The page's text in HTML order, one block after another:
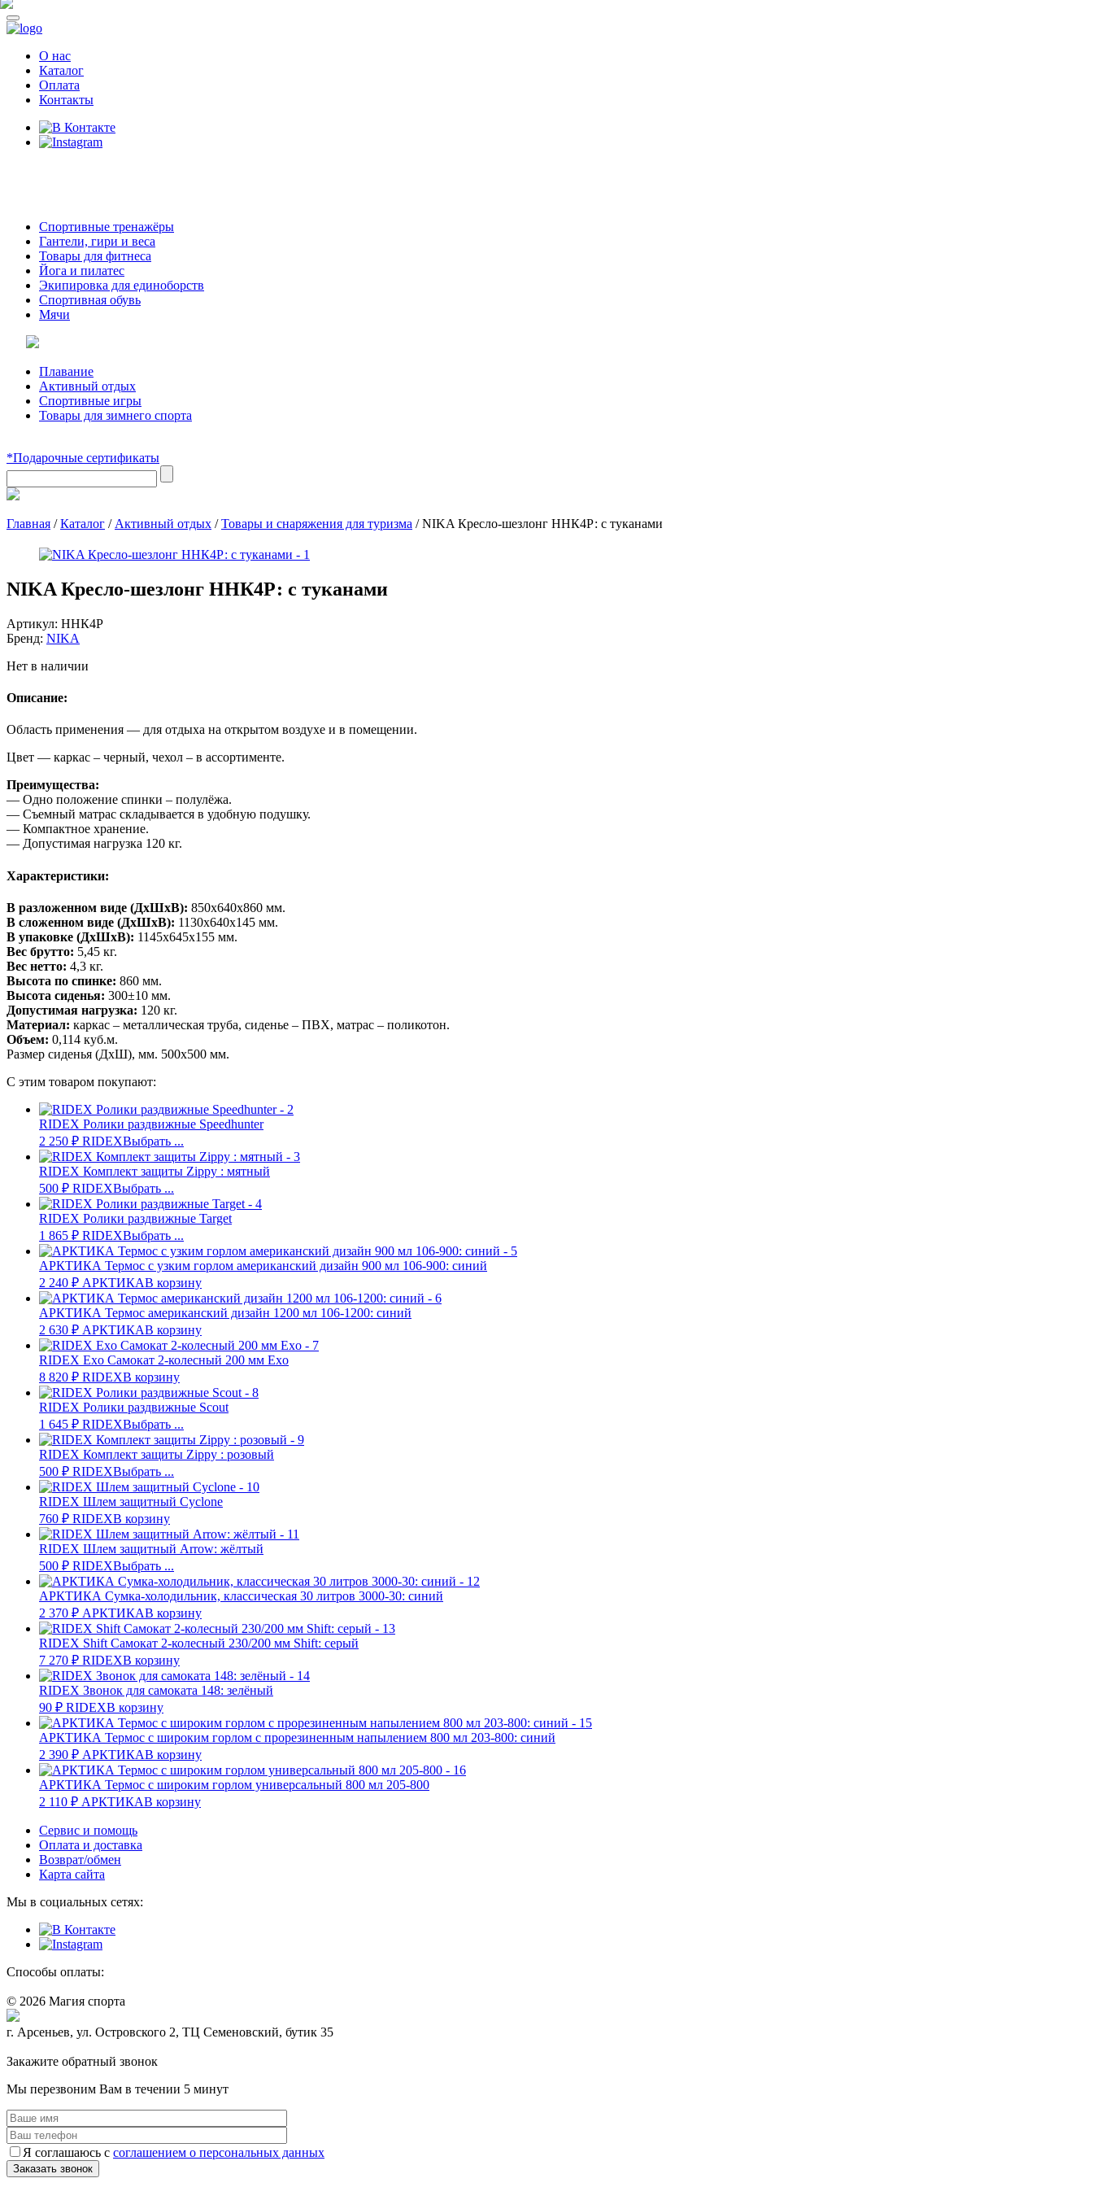
О нас
Каталог
Оплата
Контакты
Спортивные тренажёры
Гантели, гири и веса
Товары для фитнеса
Йога и пилатес
Экипировка для единоборств
Спортивная обувь
Мячи
Плавание
Активный отдых
Спортивные игры
Товары для зимнего спорта
*Подарочные сертификаты
Главная /Каталог / Активный отдых /Товары и снаряжения для туризма /NIKA Кресло-шезлонг ННК4Р: с туканами
NIKA Кресло-шезлонг ННК4Р: с туканами
Артикул: ННК4Р
Бренд: NIKA
Нет в наличии
Описание:
Область применения — для отдыха на открытом воздухе и в помещении.
Цвет — каркас – черный, чехол – в ассортименте.
Преимущества:
— Одно положение спинки – полулёжа.
— Съемный матрас складывается в удобную подушку.
— Компактное хранение.
— Допустимая нагрузка 120 кг.
Характеристики:
В разложенном виде (ДхШхВ): 850x640x860 мм.
В сложенном виде (ДхШхВ): 1130x640x145 мм.
В упаковке (ДхШхВ): 1145х645х155 мм.
Вес брутто: 5,45 кг.
Вес нетто: 4,3 кг.
Высота по спинке: 860 мм.
Высота сиденья: 300±10 мм.
Допустимая нагрузка: 120 кг.
Материал: каркас – металлическая труба, сиденье – ПВХ, матрас – поликотон.
Объем: 0,114 куб.м.
Размер сиденья (ДхШ), мм. 500х500 мм.
С этим товаром покупают:
RIDEX Ролики раздвижные Speedhunter
2 250 ₽ RIDEXВыбрать ...
RIDEX Комплект защиты Zippy : мятный
500 ₽ RIDEXВыбрать ...
RIDEX Ролики раздвижные Target
1 865 ₽ RIDEXВыбрать ...
АРКТИКА Термос с узким горлом американский дизайн 900 мл 106-900: синий
2 240 ₽ АРКТИКАВ корзину
АРКТИКА Термос американский дизайн 1200 мл 106-1200: синий
2 630 ₽ АРКТИКАВ корзину
RIDEX Exo Самокат 2-колесный 200 мм Exo
8 820 ₽ RIDEXВ корзину
RIDEX Ролики раздвижные Scout
1 645 ₽ RIDEXВыбрать ...
RIDEX Комплект защиты Zippy : розовый
500 ₽ RIDEXВыбрать ...
RIDEX Шлем защитный Cyclone
760 ₽ RIDEXВ корзину
RIDEX Шлем защитный Arrow: жёлтый
500 ₽ RIDEXВыбрать ...
АРКТИКА Сумка-холодильник, классическая 30 литров 3000-30: синий
2 370 ₽ АРКТИКАВ корзину
RIDEX Shift Самокат 2-колесный 230/200 мм Shift: серый
7 270 ₽ RIDEXВ корзину
RIDEX Звонок для самоката 148: зелёный
90 ₽ RIDEXВ корзину
АРКТИКА Термос с широким горлом с прорезиненным напылением 800 мл 203-800: синий
2 390 ₽ АРКТИКАВ корзину
АРКТИКА Термос с широким горлом универсальный 800 мл 205-800
2 110 ₽ АРКТИКАВ корзину
Сервис и помощь
Оплата и доставка
Возврат/обмен
Карта сайта
Мы в социальных сетях:
Способы оплаты:
© 2026 Магия спорта
г. Арсеньев, ул. Островского 2, ТЦ Семеновский, бутик 35
Закажите обратный звонок
Мы перезвоним Вам в течении 5 минут
Я соглашаюсь с соглашением о персональных данных